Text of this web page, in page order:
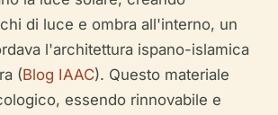
di luce e ombra all'interno, un
l'architettura ispano-islamica
(Blog IAAC). Questo materiale
essendo rinnovabile e